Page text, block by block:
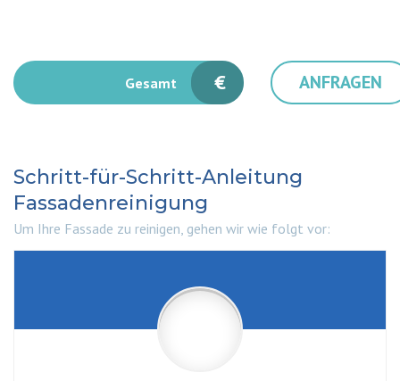
Gesamt € ANFRAGEN
Schritt-für-Schritt-Anleitung
Fassadenreinigung
Um Ihre Fassade zu reinigen, gehen wir wie folgt vor: